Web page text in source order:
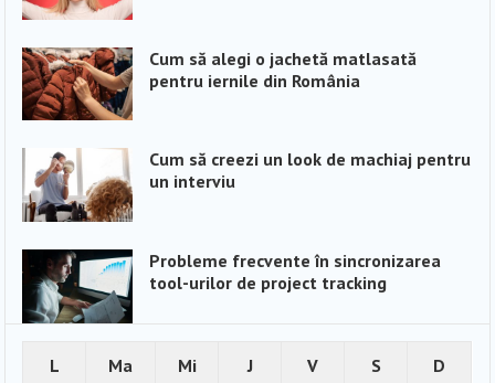
Cum să alegi o jachetă matlasată
pentru iernile din România
Cum să creezi un look de machiaj pentru
un interviu
Probleme frecvente în sincronizarea
tool-urilor de project tracking
L Ma Mi J V S D